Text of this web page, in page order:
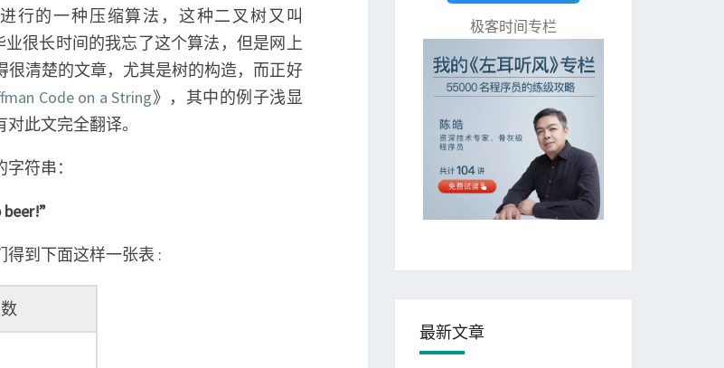
行的一种压缩算法，这种二叉树又叫
很长时间的我忘了这个算法，但是网上
清楚的文章，尤其是树的构造，而正好
Code on a String》，其中的例子浅显
此文完全翻译。
符串：
beer!”
到下面这样一张表 :
极客时间专栏
最新文章